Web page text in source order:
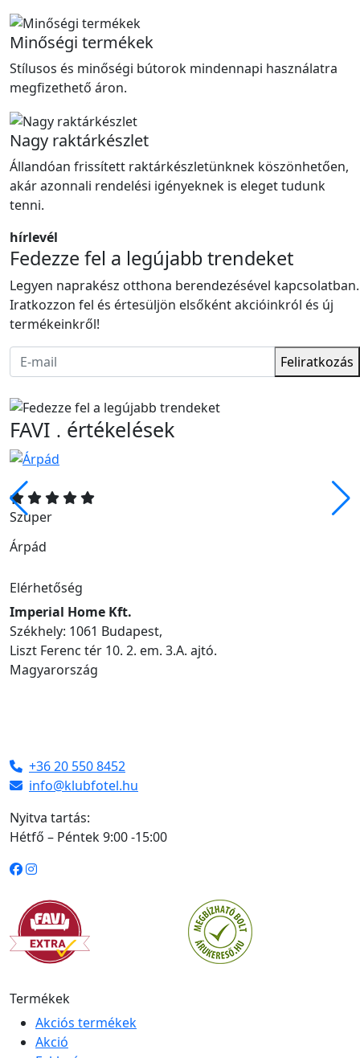
Minőségi termékek
Stílusos és minőségi bútorok mindennapi használatra
megfizethető áron.
Nagy raktárkészlet
Állandóan frissített raktárkészletünknek köszönhetően,
akár azonnali rendelési igényeknek is eleget tudunk
tenni.
hírlevél
Fedezze fel a legújabb trendeket
Legyen naprakész otthona berendezésével kapcsolatban.
Iratkozzon fel és értesüljön elsőként akcióinkról és új
termékeinkről!
Feliratkozás
FAVI . értékelések
Szuper
Árpád
Elérhetőség
Imperial Home Kft.
Székhely: 1061 Budapest,
Liszt Ferenc tér 10. 2. em. 3.A. ajtó.
Magyarország
+36 20 550 8452
info@klubfotel.hu
Nyitva tartás:
Hétfő – Péntek 9:00 -15:00
Termékek
Akciós termékek
Akció